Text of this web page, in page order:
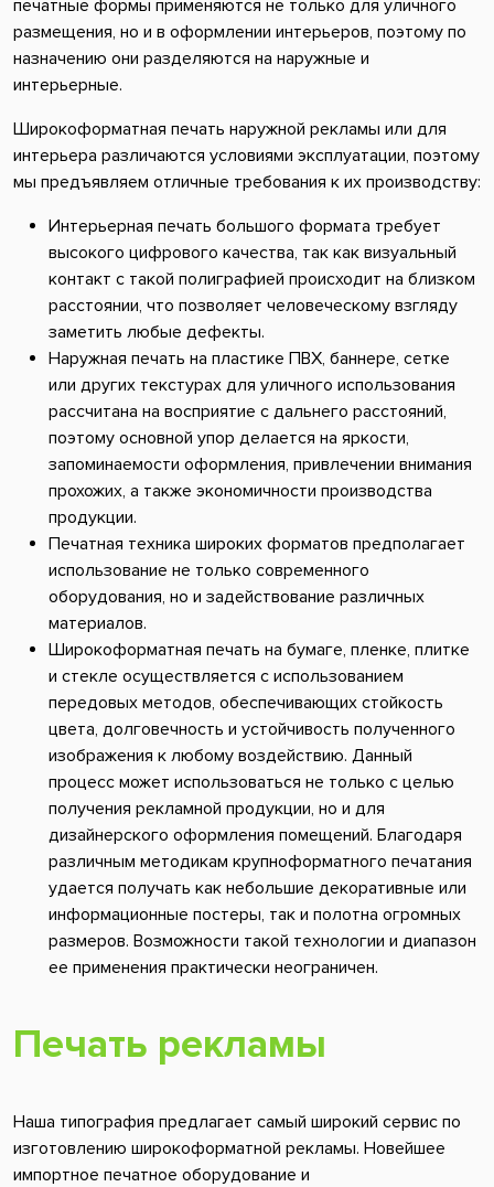
печатные формы применяются не только для уличного
размещения, но и в оформлении интерьеров, поэтому по
назначению они разделяются на наружные и
интерьерные.
Широкоформатная печать наружной рекламы или для
интерьера различаются условиями эксплуатации, поэтому
мы предъявляем отличные требования к их производству:
Интерьерная печать большого формата требует
высокого цифрового качества, так как визуальный
контакт с такой полиграфией происходит на близком
расстоянии, что позволяет человеческому взгляду
заметить любые дефекты.
Наружная печать на пластике ПВХ, баннере, сетке
или других текстурах для уличного использования
рассчитана на восприятие с дальнего расстояний,
поэтому основной упор делается на яркости,
запоминаемости оформления, привлечении внимания
прохожих, а также экономичности производства
продукции.
Печатная техника широких форматов предполагает
использование не только современного
оборудования, но и задействование различных
материалов.
Широкоформатная печать на бумаге, пленке, плитке
и стекле осуществляется с использованием
передовых методов, обеспечивающих стойкость
цвета, долговечность и устойчивость полученного
изображения к любому воздействию. Данный
процесс может использоваться не только с целью
получения рекламной продукции, но и для
дизайнерского оформления помещений. Благодаря
различным методикам крупноформатного печатания
удается получать как небольшие декоративные или
информационные постеры, так и полотна огромных
размеров. Возможности такой технологии и диапазон
ее применения практически неограничен.
Печать рекламы
Наша типография предлагает самый широкий сервис по
изготовлению широкоформатной рекламы. Новейшее
импортное печатное оборудование и